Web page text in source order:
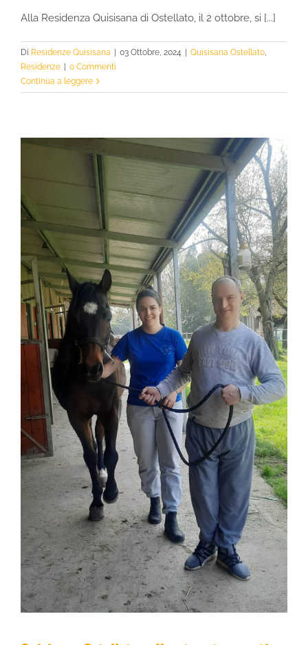
Alla Residenza Quisisana di Ostellato, il 2 ottobre, si [...]
Di Residenze Quisisana | 03 Ottobre, 2024 | Quisisana Ostellato
Residenze | 0 Commenti
Continua a leggere